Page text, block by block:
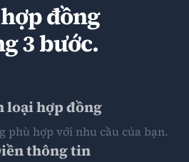
đồng
3 bước.
loại hợp đồng
phù hợp với nhu cầu của bạn.
thông tin